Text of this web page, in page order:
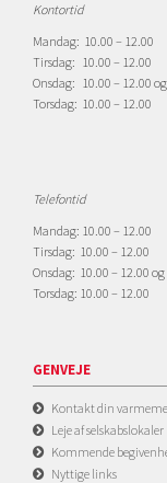
Kontortid
Mandag: 10.00 – 12.00
Tirsdag: 10.00 – 12.00
Onsdag: 10.00 – 12.00
Torsdag: 10.00 – 12.00
Telefontid
Mandag: 10.00 – 12.00
Tirsdag: 10.00 – 12.00
Onsdag: 10.00 – 12.00
Torsdag: 10.00 – 12.00
GENVEJE
Kontakt din
Leje af selskabslokaler
Kommende
Nyttige links